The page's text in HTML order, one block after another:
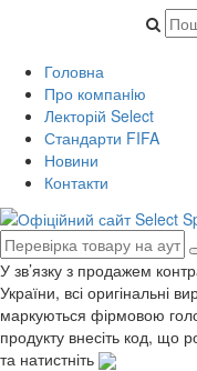
Головна
Про компанiю
Лекторій Select
Стандарти FIFA
Новини
Контакти
У зв’язку з продажем
України, всі оригінальні
маркуються фірмовою
продукту внесіть код, що
та натистніть